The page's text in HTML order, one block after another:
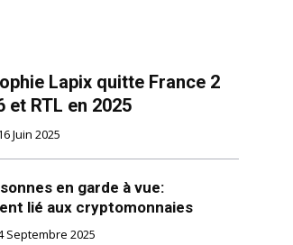
Lapix quitte France 2
et RTL en 2025
Juin 2025
en garde à vue:
lié aux cryptomonnaies
Septembre 2025